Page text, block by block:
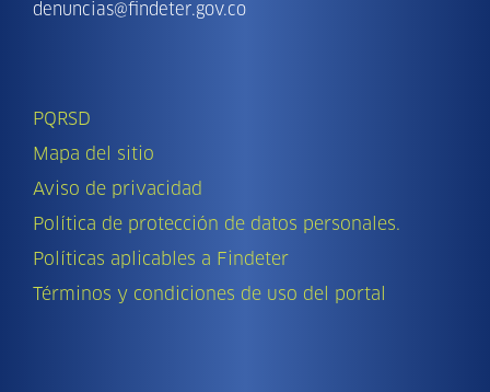
denuncias@findeter.gov.co
PQRSD
Mapa del sitio
Aviso de privacidad
Política de protección de datos personales.
Políticas aplicables a Findeter
Términos y condiciones de uso del portal